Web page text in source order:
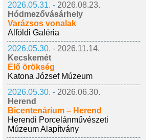
2026.05.31. - 2026.08.23.
Hódmezővásárhely
Varázsos vonalak
Alföldi Galéria
2026.05.30. - 2026.11.14.
Kecskemét
Élő örökség
Katona József Múzeum
2026.05.30. - 2026.06.30.
Herend
Bicentenárium – Herend
Herendi Porcelánművészeti
Múzeum Alapítvány